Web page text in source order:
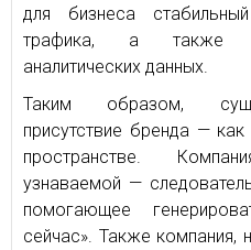
для бизнеса
трафика, а также
аналитических данных.
Таким образом,
присутствие бренда —
пространстве.
узнаваемой —
помогающее
сейчас». Также компания,